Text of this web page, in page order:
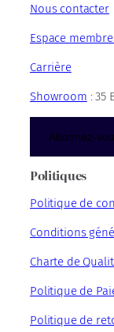
Nous contacter
Espace
Carrière
Showroom : 35
Abonnez-
Politiques
Politique de
Conditions
Charte de
Politique de
Politique de